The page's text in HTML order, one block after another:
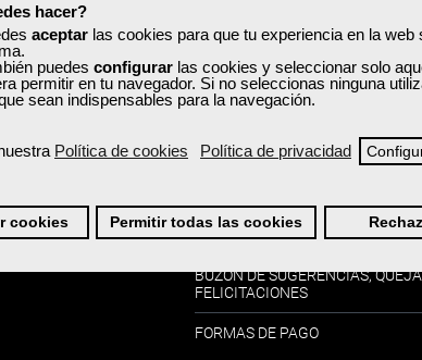
hacer?
aceptar las cookies para que tu experiencia en la web
puedes configurar las cookies y seleccionar solo
permitir en tu navegador. Si no seleccionas ninguna
sean indispensables para la navegación.
Política de cookies Política de privacidad
cookies Permitir todas las cookies
FRECUENTES
Información:
CONDICIONES DE COMPRA
POLÍTICA DE COOKIES
POLÍTICA DE PRIVACIDAD
CANAL DE DENUNCIAS
BUZÓN DE SUGERENCIAS,
FELICITACIONES
FORMAS DE PAGO